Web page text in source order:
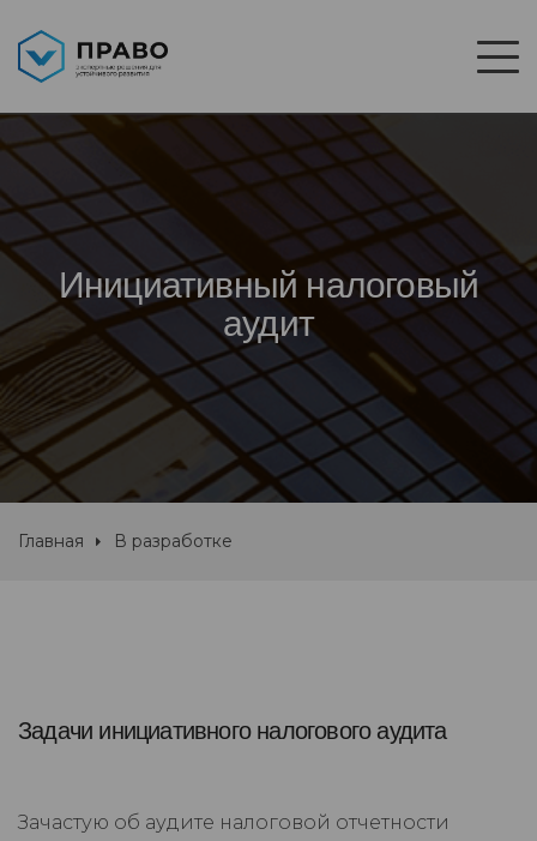
Инициативный налоговый
аудит
Главная В разработке
Задачи инициативного налогового аудита
Зачастую об аудите налоговой отчетности